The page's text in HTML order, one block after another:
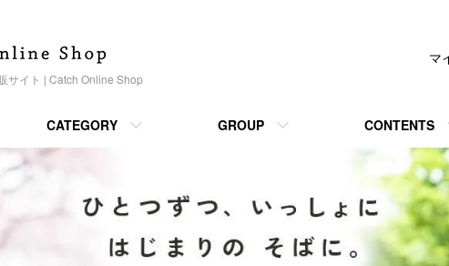
サイト | Catch Online Shop
CATEGORY GROUP CONTENTS
マ